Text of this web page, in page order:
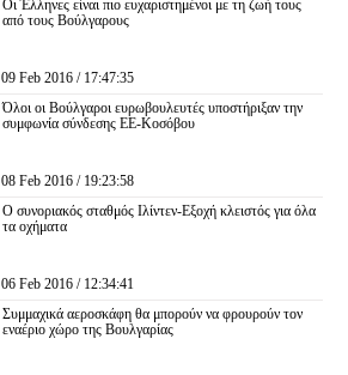
Οι Έλληνες είναι πιο ευχαριστημένοι με τη ζωή τους
από τους Βούλγαρους
09 Feb 2016 / 17:47:35
Όλοι οι Βούλγαροι ευρωβουλευτές υποστήριξαν την
συμφωνία σύνδεσης ΕΕ-Κοσόβου
08 Feb 2016 / 19:23:58
Ο συνοριακός σταθμός Ιλίντεν-Εξοχή κλειστός για όλα
τα οχήματα
06 Feb 2016 / 12:34:41
Συμμαχικά αεροσκάφη θα μπορούν να φρουρούν τον
εναέριο χώρο της Βουλγαρίας